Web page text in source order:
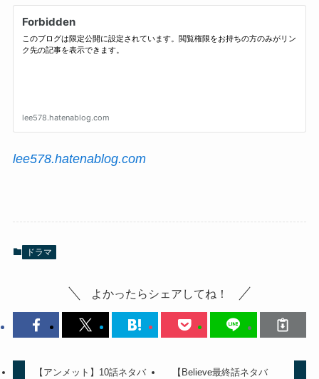
lee578.hatenablog.com
ドラマ
よかったらシェアしてね！
【アンメット】10話ネタバ
【Believe最終話ネタバ